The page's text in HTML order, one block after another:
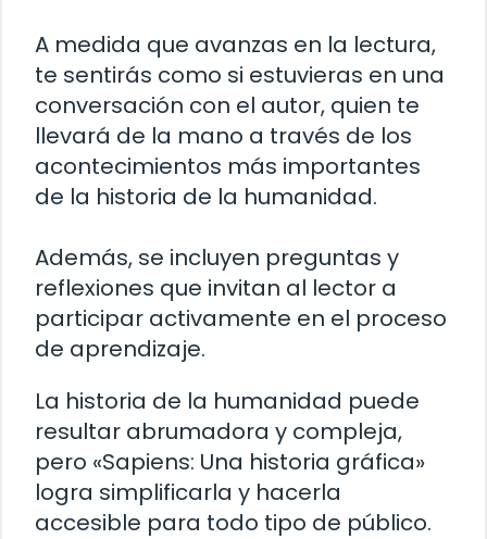
A medida que avanzas en la lectura,
te sentirás como si estuvieras en una
conversación con el autor, quien te
llevará de la mano a través de los
acontecimientos más importantes
de la historia de la humanidad.
Además, se incluyen preguntas y
reflexiones que invitan al lector a
participar activamente en el proceso
de aprendizaje.
La historia de la humanidad puede
resultar abrumadora y compleja,
pero «Sapiens: Una historia gráfica»
logra simplificarla y hacerla
accesible para todo tipo de público.